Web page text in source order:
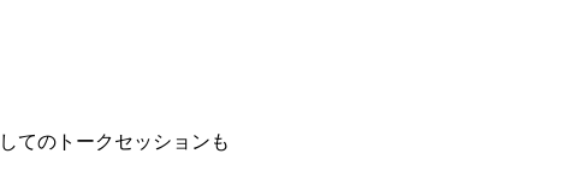
てのトークセッションも